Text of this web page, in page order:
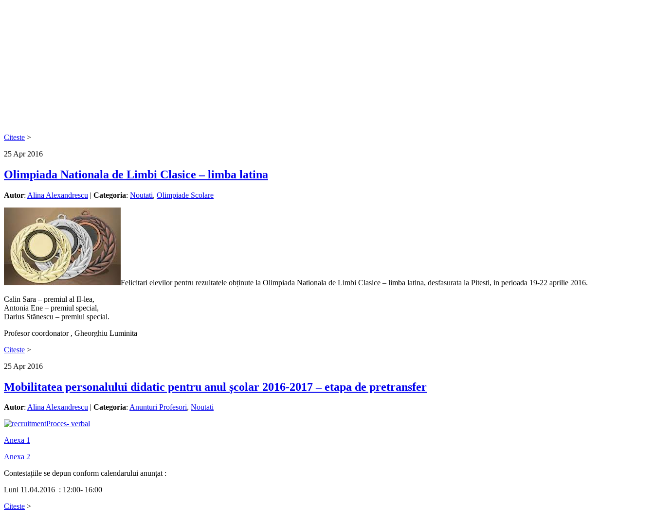
Citeste >
25 Apr 2016
Olimpiada Nationala de Limbi Clasice – limba latina
Autor: Alina Alexandrescu | Categoria: Noutati, Olimpiade Scolare
Felicitari elevilor pentru rezultatele obținute la Olimpiada Nationala de Limbi Clasice – limba latina, desfasurata la Pitesti, in perioada 19-22 aprilie 2016.
Calin Sara – premiul al II-lea,
Antonia Ene – premiul special,
Darius Stănescu – premiul special.
Profesor coordonator , Gheorghiu Luminita
Citeste >
25 Apr 2016
Mobilitatea personalului didatic pentru anul școlar 2016-2017 – etapa de pretransfer
Autor: Alina Alexandrescu | Categoria: Anunturi Profesori, Noutati
Proces- verbal
Anexa 1
Anexa 2
Contestațiile se depun conform calendarului anunțat :
Luni 11.04.2016 : 12:00- 16:00
Citeste >